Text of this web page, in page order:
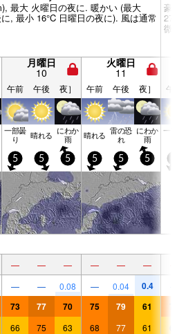
最大 火曜日の夜に. 暖かい (最大
, 最小 16°C 日曜日の夜に). 風は通常
豪
微
月曜日
10
火曜日
11
午前 午後 夜］ 午前 午後 夜］ 午
一部曇
り 晴れる にわか
雨 晴れる 雷の恐
れ
にわか
雨
一
5 5 5 5 5 5
— — — — — —
— — 0.08 — 0.04 0.4
73 77 70 75 79 61
66 75 63 68 77 61